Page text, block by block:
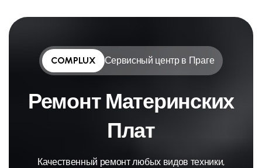
COMPLUX Сервисный центр в Праге
Ремонт Материнских
Плат
Качественный ремонт любых видов техники,